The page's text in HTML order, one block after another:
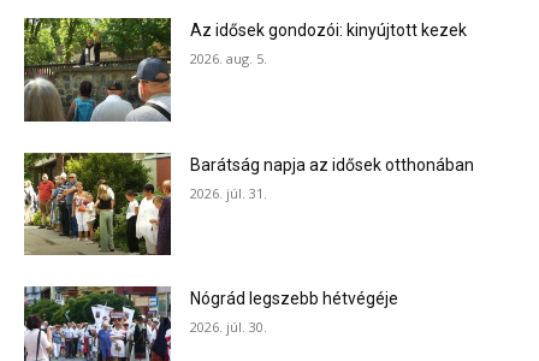
Az idősek gondozói: kinyújtott kezek
2026. aug. 5.
Barátság napja az idősek otthonában
2026. júl. 31.
Nógrád legszebb hétvégéje
2026. júl. 30.